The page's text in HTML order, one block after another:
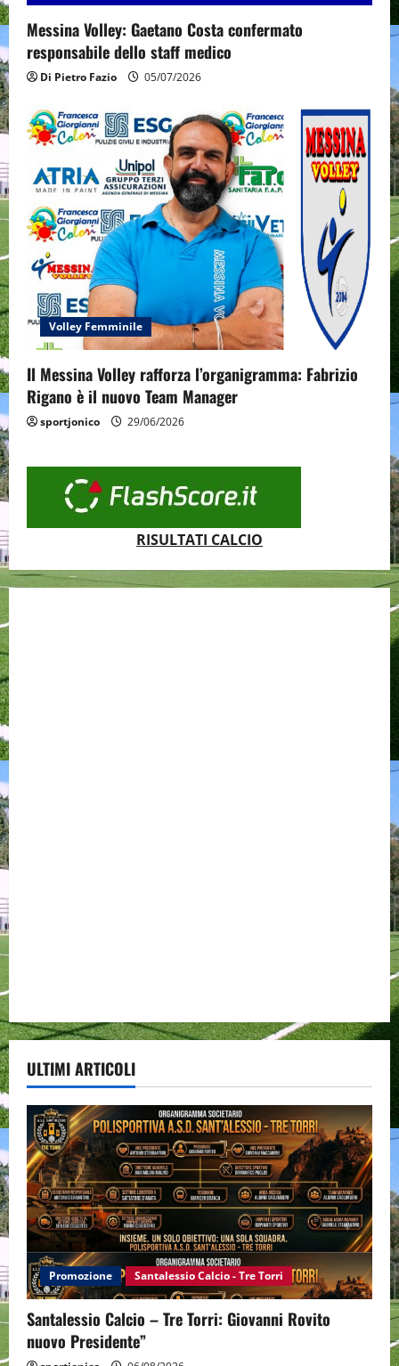
Messina Volley: Gaetano Costa confermato
responsabile dello staff medico
Di Pietro Fazio 05/07/2026
Volley Femminile
Il Messina Volley rafforza l’organigramma: Fabrizio
Rigano è il nuovo Team Manager
sportjonico 29/06/2026
RISULTATI CALCIO
ULTIMI ARTICOLI
Promozione Santalessio Calcio - Tre Torri
Santalessio Calcio – Tre Torri: Giovanni Rovito
nuovo Presidente”